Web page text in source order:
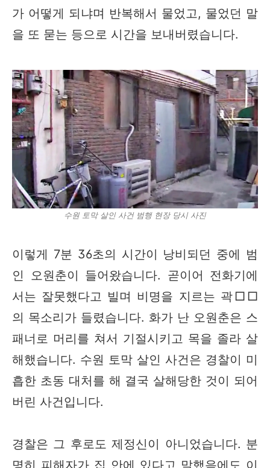
가 어떻게 되냐며 반복해서 물었고, 물었던 말
을 또 묻는 등으로 시간을 보내버렸습니다.
수원 토막 살인 사건 범행 현장 당시 사진
이렇게 7분 36초의 시간이 낭비되던 중에 범
인 오원춘이 들어왔습니다. 곧이어 전화기에
서는 잘못했다고 빌며 비명을 지르는 곽□□
의 목소리가 들렸습니다. 화가 난 오원춘은 스
패너로 머리를 쳐서 기절시키고 목을 졸라 살
해했습니다. 수원 토막 살인 사건은 경찰이 미
흡한 초동 대처를 해 결국 살해당한 것이 되어
버린 사건입니다.
경찰은 그 후로도 제정신이 아니었습니다. 분
명히 피해자가 집 안에 있다고 말했음에도 이